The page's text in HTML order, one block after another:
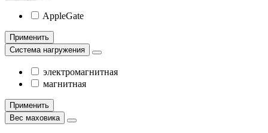
AppleGate
Применить
Система нагружения
электромагнитная
магнитная
Применить
Вес маховика